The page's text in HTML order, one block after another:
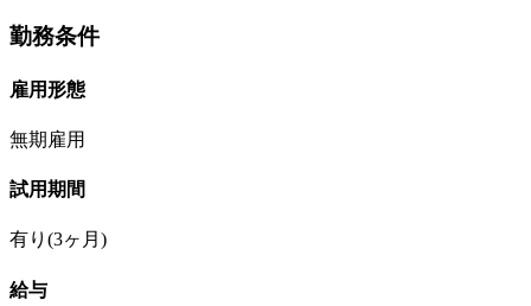
勤務条件
雇用形態
無期雇用
試用期間
有り(3ヶ月)
給与